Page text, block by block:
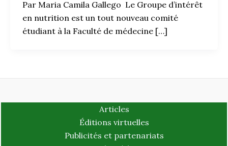
Par Maria Camila Gallego Le Groupe d’intérêt
en nutrition est un tout nouveau comité
étudiant à la Faculté de médecine […]
Articles
Éditions virtuelles
Publicités et partenariats